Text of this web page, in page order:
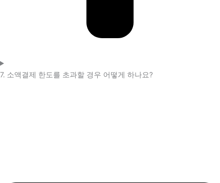
7. 소액결제 한도를 초과할 경우 어떻게 하나요?